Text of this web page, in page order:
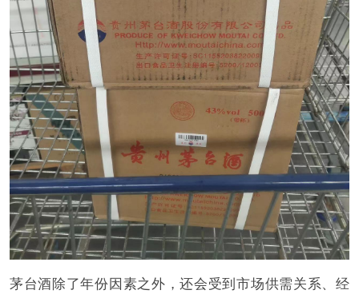
茅台酒除了年份因素之外，还会受到市场供需关系、经